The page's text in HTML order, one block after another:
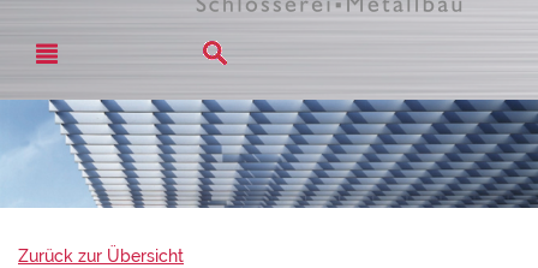
Zurück zur Übersicht